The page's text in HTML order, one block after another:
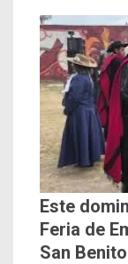
Este
Feria de
San Benito